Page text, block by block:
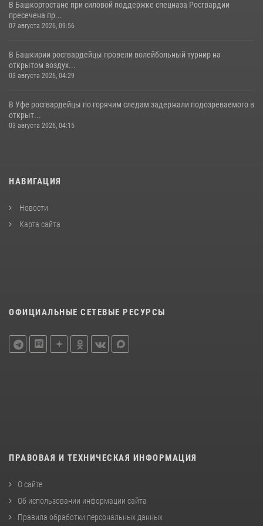
В Башкортостане при силовой поддержке спецназа Росгвардии
пресечена пр...
07 августа 2026, 09:56
В Башкирии росгвардейцы провели волейбольный турнир на
открытом воздух...
03 августа 2026, 04:29
В Уфе росгвардейцы по горячим следам задержали подозреваемого в
открыт...
03 августа 2026, 04:15
НАВИГАЦИЯ
Новости
Карта сайта
ОФИЦИАЛЬНЫЕ СЕТЕВЫЕ РЕСУРСЫ
ПРАВОВАЯ И ТЕХНИЧЕСКАЯ ИНФОРМАЦИЯ
О сайте
Об использовании информации сайта
Правила обработки персональных данных